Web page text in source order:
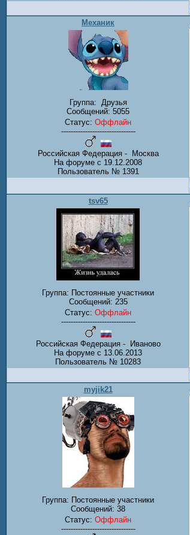
Механик
Группа: Друзья
Сообщений: 5055
Статус: Оффлайн
-------------------------------
Российская Федерация - Москва
На форуме с 19.12.2008
Пользователь № 1391
tsv65
Группа: Постоянные участники
Сообщений: 235
Статус: Оффлайн
-------------------------------
Российская Федерация - Иваново
На форуме с 13.06.2013
Пользователь № 10283
myjik21
Группа: Постоянные участники
Сообщений: 38
Статус: Оффлайн
-------------------------------